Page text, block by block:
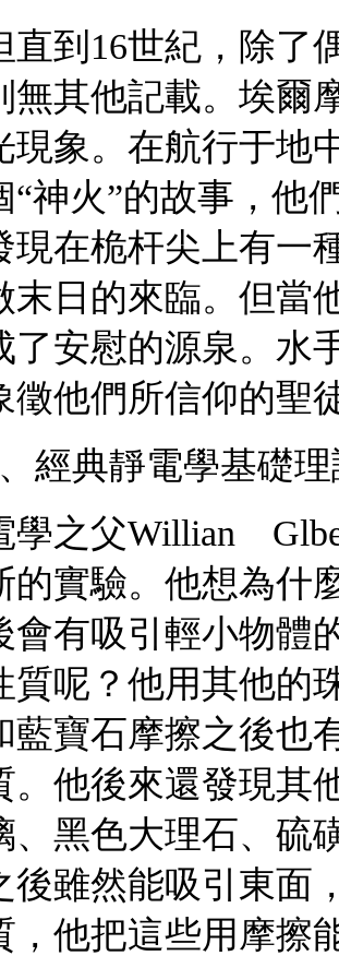
直到16世紀，除了
無其他記載。埃爾
現象。在航行于地
“神火”的故事，他
現在桅杆尖上有一
末日的來臨。但當
了安慰的源泉。水
徵他們所信仰的聖
經典靜電學基礎
學之父Willian
的實驗。他想為什
會有吸引輕小物體
質呢？他用其他的
藍寶石摩擦之後也
。他後來還發現其
、黑色大理石、硫
後雖然能吸引東面
，他把這些用摩擦